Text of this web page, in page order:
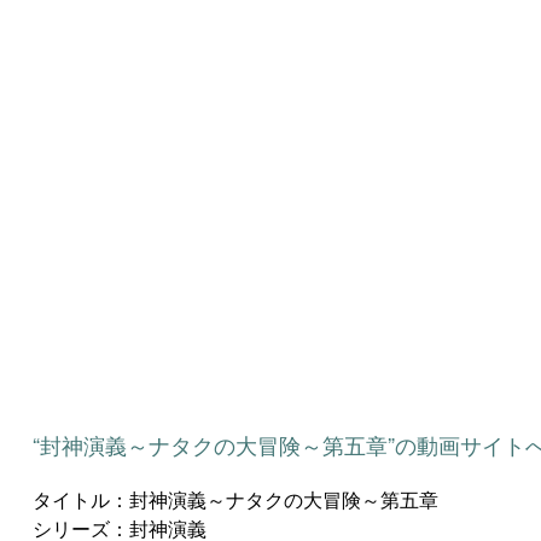
“封神演義～ナタクの大冒険～第五章”の動画サイト
タイトル：封神演義～ナタクの大冒険～第五章
シリーズ：封神演義